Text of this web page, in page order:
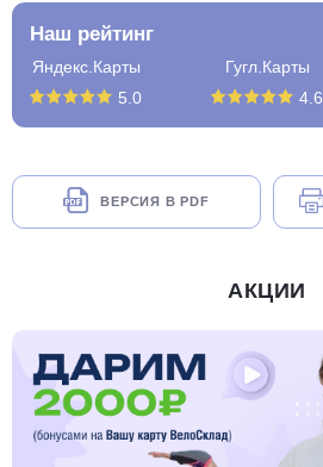
Наш рейтинг
Яндекс.Карты
5.0
Гугл.Карты
4.6
ВЕРСИЯ В PDF
АКЦИИ